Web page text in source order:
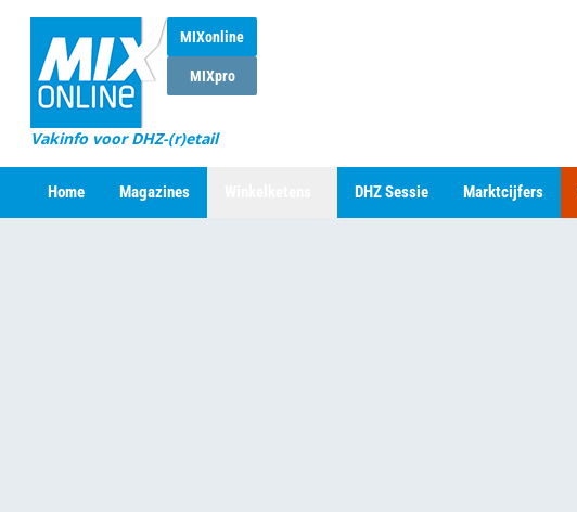
MIXonline
MIXpro
Vakinfo voor DHZ-(r)etail
Home Magazines DHZ Sessie Marktcijfers